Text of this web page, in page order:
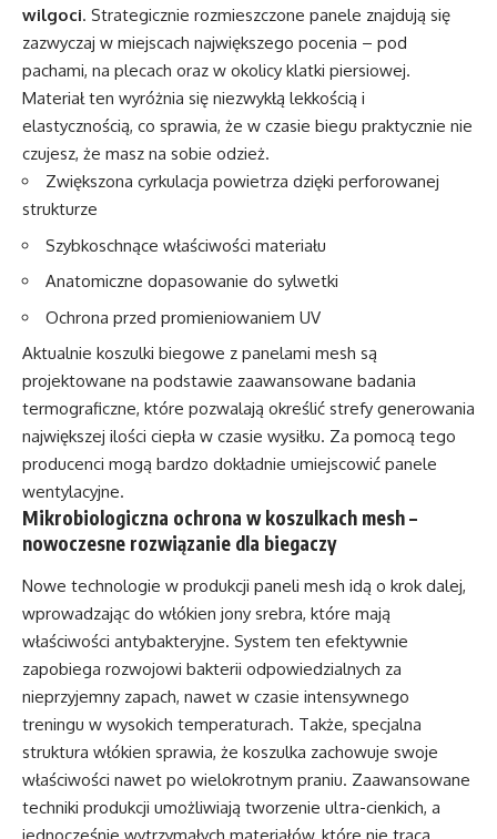
wilgoci. Strategicznie rozmieszczone panele znajdują się
zazwyczaj w miejscach największego pocenia – pod
pachami, na plecach oraz w okolicy klatki piersiowej.
Materiał ten wyróżnia się niezwykłą lekkością i
elastycznością, co sprawia, że w czasie biegu praktycznie nie
czujesz, że masz na sobie odzież.
Zwiększona cyrkulacja powietrza dzięki perforowanej
strukturze
Szybkoschnące właściwości materiału
Anatomiczne dopasowanie do sylwetki
Ochrona przed promieniowaniem UV
Aktualnie koszulki biegowe z panelami mesh są
projektowane na podstawie zaawansowane badania
termograficzne, które pozwalają określić strefy generowania
największej ilości ciepła w czasie wysiłku. Za pomocą tego
producenci mogą bardzo dokładnie umiejscowić panele
wentylacyjne.
Mikrobiologiczna ochrona w koszulkach mesh –
nowoczesne rozwiązanie dla biegaczy
Nowe technologie w produkcji paneli mesh idą o krok dalej,
wprowadzając do włókien jony srebra, które mają
właściwości antybakteryjne. System ten efektywnie
zapobiega rozwojowi bakterii odpowiedzialnych za
nieprzyjemny zapach, nawet w czasie intensywnego
treningu w wysokich temperaturach. Także, specjalna
struktura włókien sprawia, że koszulka zachowuje swoje
właściwości nawet po wielokrotnym praniu. Zaawansowane
techniki produkcji umożliwiają tworzenie ultra-cienkich, a